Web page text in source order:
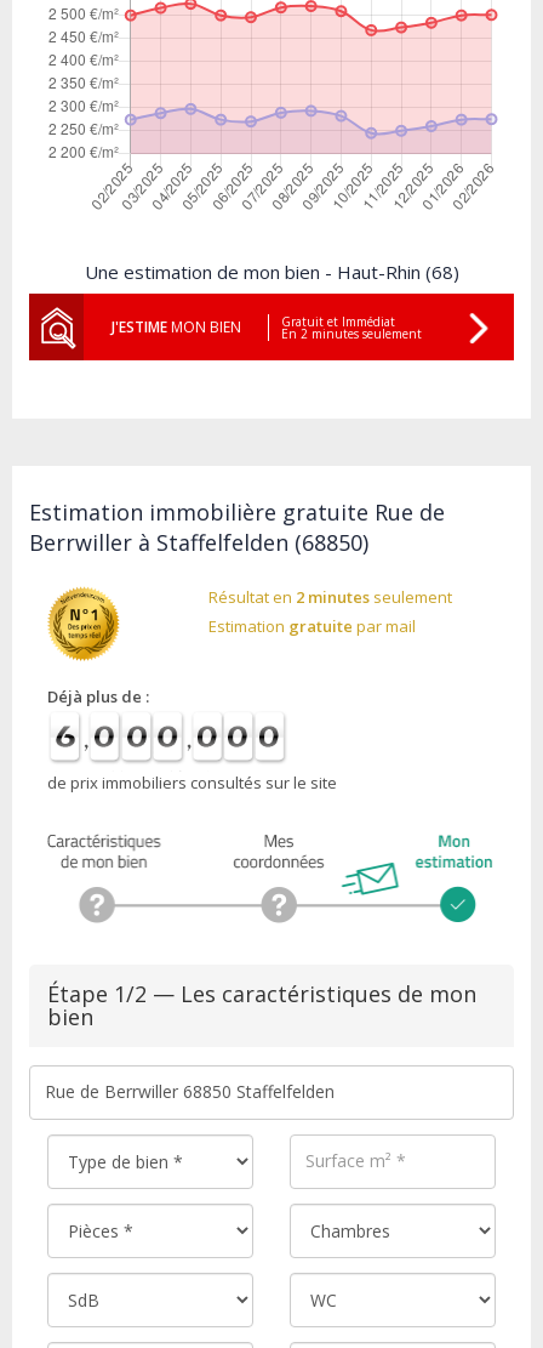
Une estimation de mon bien - Haut-Rhin (68)
J'ESTIMEMON BIEN Gratuit et Immédiat
En 2 minutes seulement
Estimation immobilière gratuite Rue de
Berrwiller à Staffelfelden (68850)
Résultat en 2 minutes seulement
Estimation gratuite par mail
Déjà plus de :
de prix immobiliers consultés sur le site
Étape 1/2 — Les caractéristiques de mon
bien